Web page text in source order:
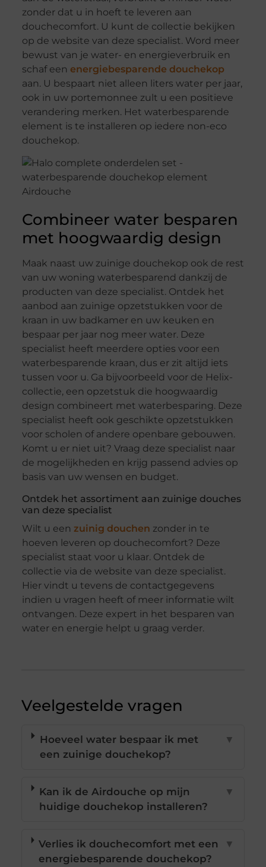
zonder dat u in hoeft te leveren aan
douchecomfort. U kunt de collectie bekijken
op de website van deze specialist. Word meer
bewust van je water- en energieverbruik en
schaf een energiebesparende douchekop
aan. U bespaart niet alleen liters water per jaar,
ook in uw portemonnee zult u een positieve
verandering merken. Het waterbesparende
element is te installeren op iedere non-eco
douchekop.
Combineer water besparen
met hoogwaardig design
Maak naast uw zuinige douchekop ook de rest
van uw woning waterbesparend dankzij de
producten van deze specialist. Ontdek het
aanbod aan zuinige opzetstukken voor de
kraan in uw badkamer en uw keuken en
bespaar per jaar nog meer water. Deze
specialist heeft meerdere opties voor een
waterbesparende kraan, dus er zit altijd iets
tussen voor u. Ga bijvoorbeeld voor de Helix-
collectie, een opzetstuk die hoogwaardig
design combineert met waterbesparing. Deze
specialist heeft ook geschikte opzetstukken
voor scholen of andere openbare gebouwen.
Komt u er niet uit? Vraag deze specialist naar
de mogelijkheden en krijg passend advies op
basis van uw wensen en budget.
Ontdek het assortiment aan zuinige douches
van deze specialist
Wilt u een zuinig douchen zonder in te
hoeven leveren op douchecomfort? Deze
specialist staat voor u klaar. Ontdek de
collectie via de website van deze specialist.
Hier vindt u tevens de contactgegevens
indien u vragen heeft of meer informatie wilt
ontvangen. Deze expert in het besparen van
water en energie helpt u graag verder.
Veelgestelde vragen
Hoeveel water bespaar ik met
een zuinige douchekop?
▼
Kan ik de Airdouche op mijn
huidige douchekop installeren?
▼
Verlies ik douchecomfort met een
energiebesparende douchekop?
▼